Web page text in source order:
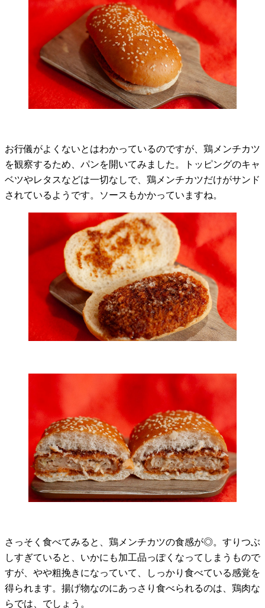
お行儀がよくないとはわかっているのですが、鶏メンチカツ
を観察するため、パンを開いてみました。トッピングのキャ
ベツやレタスなどは一切なしで、鶏メンチカツだけがサンド
されているようです。ソースもかかっていますね。
さっそく食べてみると、鶏メンチカツの食感が◎。すりつぶ
しすぎていると、いかにも加工品っぽくなってしまうもので
すが、やや粗挽きになっていて、しっかり食べている感覚を
得られます。揚げ物なのにあっさり食べられるのは、鶏肉な
らでは、でしょう。